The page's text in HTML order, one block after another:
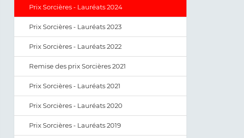
Prix Sorcières - Lauréats 2024
Prix Sorcières - Lauréats 2023
Prix Sorcières - Lauréats 2022
Remise des prix Sorcières 2021
Prix Sorcières - Lauréats 2021
Prix Sorcières - Lauréats 2020
Prix Sorcières - Lauréats 2019